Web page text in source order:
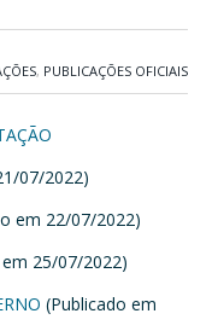
, PUBLICAÇÕES OFICIAIS
07/2022)
em 22/07/2022)
25/07/2022)
(Publicado em